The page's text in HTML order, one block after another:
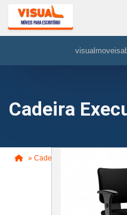
Cadeira
» Cadeira Executiva